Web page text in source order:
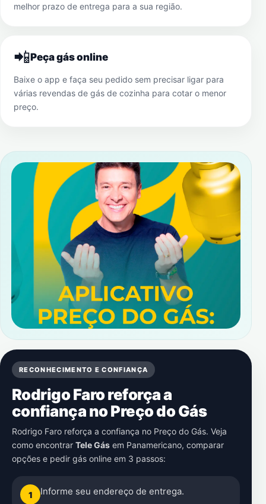
melhor prazo de entrega para a sua região.
📲Peça gás online
Baixe o app e faça seu pedido sem precisar ligar para
várias revendas de gás de cozinha para cotar o menor
preço.
RECONHECIMENTO E CONFIANÇA
Rodrigo Faro reforça a
confiança no Preço do Gás
Rodrigo Faro reforça a confiança no Preço do Gás. Veja
como encontrar Tele Gás em Panamericano, comparar
opções e pedir gás online em 3 passos:
1 Informe seu endereço de entrega.